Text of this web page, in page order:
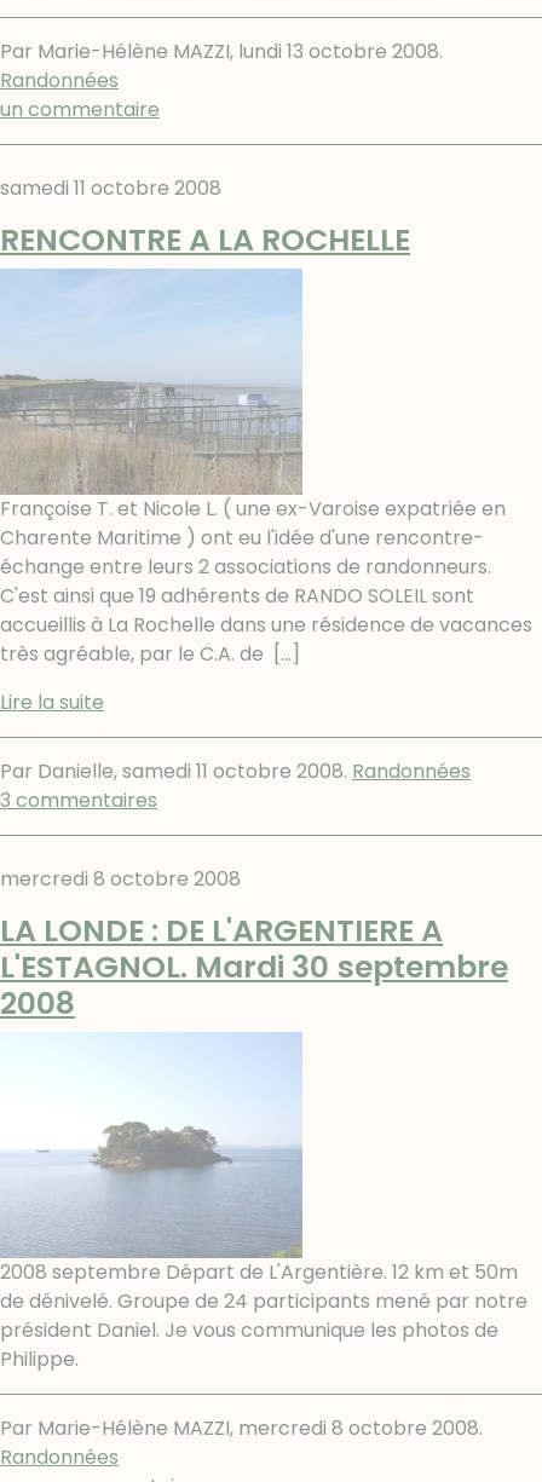
Par Marie-Hélène MAZZI, lundi 13 octobre 2008.
Randonnées
un commentaire
samedi 11 octobre 2008
RENCONTRE A LA ROCHELLE
Françoise T. et Nicole L. ( une ex-Varoise expatriée en
Charente Maritime ) ont eu l'idée d'une rencontre-
échange entre leurs 2 associations de randonneurs.
C'est ainsi que 19 adhérents de RANDO SOLEIL sont
accueillis à La Rochelle dans une résidence de vacances
très agréable, par le C.A. de
[…]
Lire la suite
Par Danielle,samedi 11 octobre 2008. Randonnées
3 commentaires
mercredi 8 octobre 2008
LA LONDE : DE L'ARGENTIERE A
L'ESTAGNOL. Mardi 30 septembre
2008
2008 septembre Départ de L'Argentière. 12 km et 50m
de dénivelé. Groupe de 24 participants mené par notre
président Daniel. Je vous communique les photos de
Philippe.
Par Marie-Hélène MAZZI, mercredi 8 octobre 2008.
Randonnées